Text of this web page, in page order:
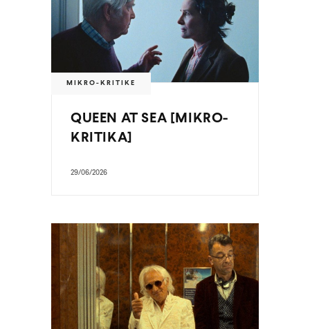
MIKRO-KRITIKE
QUEEN AT SEA [MIKRO-
KRITIKA]
29/06/2026